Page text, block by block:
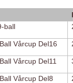
ball
Vårcup Del16
Vårcup Del11
Vårcup Del8